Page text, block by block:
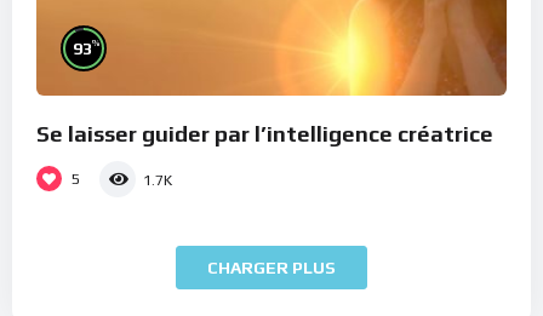
93%
Se laisser guider par l’intelligence créatrice
5 1.7K
CHARGER PLUS